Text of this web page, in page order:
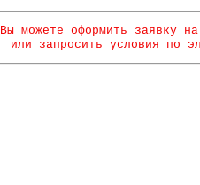
Вы можете оформить заявку
или запросить условия по